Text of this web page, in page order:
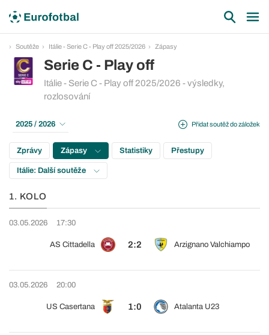
Soutěže Itálie - Serie C - Play off 2025/2026 Zápasy
Serie C - Play off
Itálie - Serie C - Play off 2025/2026 - výsledky,
rozlosování
Přidat soutěž do záložek
2025 / 2026
Zprávy Zápasy Statistiky Přestupy
Itálie: Další soutěže
1. KOLO
03.05.2026 17:30
AS Cittadella 2:2 Arzignano Valchiampo
03.05.2026 20:00
US Casertana 1:0 Atalanta U23